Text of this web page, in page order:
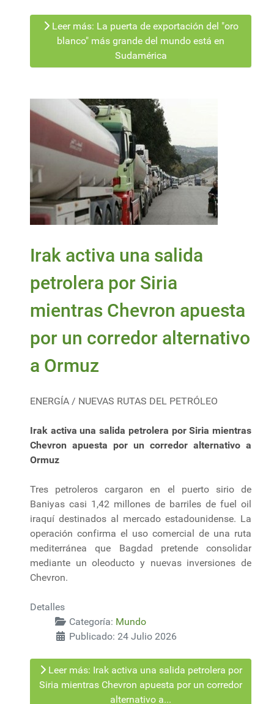
Leer más: La puerta de exportación del "oro
blanco" más grande del mundo está en
Sudamérica
Irak activa una salida
petrolera por Siria
mientras Chevron apuesta
por un corredor alternativo
a Ormuz
ENERGÍA / NUEVAS RUTAS DEL PETRÓLEO
Irak activa una salida petrolera por Siria mientras
Chevron apuesta por un corredor alternativo a
Ormuz
Tres petroleros cargaron en el puerto sirio de
Baniyas casi 1,42 millones de barriles de fuel oil
iraquí destinados al mercado estadounidense. La
operación confirma el uso comercial de una ruta
mediterránea que Bagdad pretende consolidar
mediante un oleoducto y nuevas inversiones de
Chevron.
Detalles
Categoría: Mundo
Publicado: 24 Julio 2026
Leer más: Irak activa una salida petrolera por
Siria mientras Chevron apuesta por un corredor
alternativo a...